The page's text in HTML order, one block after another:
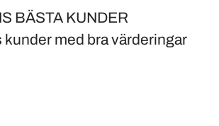
BÄSTA KUNDER
kunder med bra värderingar